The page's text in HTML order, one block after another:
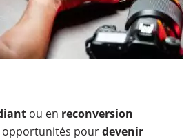
ou en reconversion
opportunités pourdevenir